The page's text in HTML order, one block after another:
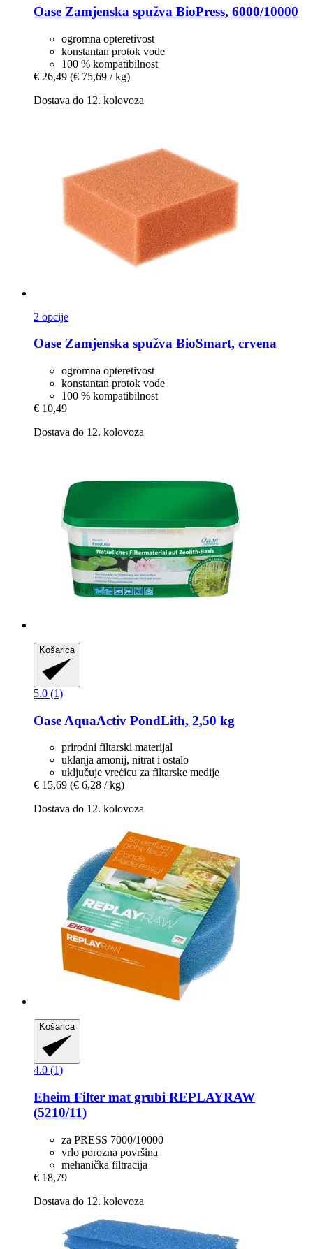
Oase Zamjenska spužva BioPress, 6000/10000
ogromna opteretivost
konstantan protok vode
100 % kompatibilnost
€ 26,49 (€ 75,69 / kg)
Dostava do 12. kolovoza
2 opcije
Oase Zamjenska spužva BioSmart, crvena
ogromna opteretivost
konstantan protok vode
100 % kompatibilnost
€ 10,49
Dostava do 12. kolovoza
Košarica
5.0 (1)
Oase AquaActiv PondLith, 2,50 kg
prirodni filtarski materijal
uklanja amonij, nitrat i ostalo
uključuje vrećicu za filtarske medije
€ 15,69 (€ 6,28 / kg)
Dostava do 12. kolovoza
Košarica
4.0 (1)
Eheim Filter mat grubi REPLAYRAW
(5210/11)
za PRESS 7000/10000
vrlo porozna površina
mehanička filtracija
€ 18,79
Dostava do 12. kolovoza